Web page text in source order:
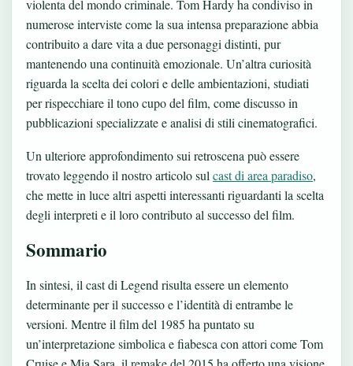
violenta del mondo criminale. Tom Hardy ha condiviso in
numerose interviste come la sua intensa preparazione abbia
contribuito a dare vita a due personaggi distinti, pur
mantenendo una continuità emozionale. Un’altra curiosità
riguarda la scelta dei colori e delle ambientazioni, studiati
per rispecchiare il tono cupo del film, come discusso in
pubblicazioni specializzate e analisi di stili cinematografici.
Un ulteriore approfondimento sui retroscena può essere
trovato leggendo il nostro articolo sul cast di area paradiso,
che mette in luce altri aspetti interessanti riguardanti la scelta
degli interpreti e il loro contributo al successo del film.
Sommario
In sintesi, il cast di Legend risulta essere un elemento
determinante per il successo e l’identità di entrambe le
versioni. Mentre il film del 1985 ha puntato su
un’interpretazione simbolica e fiabesca con attori come Tom